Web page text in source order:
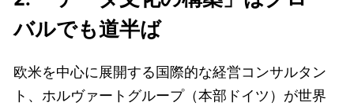
バルでも道半ば
欧米を中心に展開する国際的な経営コンサルタン
ト、ホルヴァートグループ（本部ドイツ）が世界